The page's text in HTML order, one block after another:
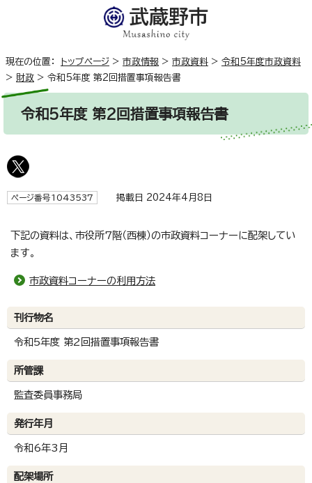
現在の位置： トップページ > 市政情報 > 市政資料 > 令和5年度市政資料
> 財政 > 令和5年度 第2回措置事項報告書
令和5年度 第2回措置事項報告書
ページ番号1043537 掲載日 2024年4月8日
下記の資料は、市役所7階（西棟）の市政資料コーナーに配架してい
ます。
市政資料コーナーの利用方法
刊行物名
令和5年度 第2回措置事項報告書
所管課
監査委員事務局
発行年月
令和6年3月
配架場所